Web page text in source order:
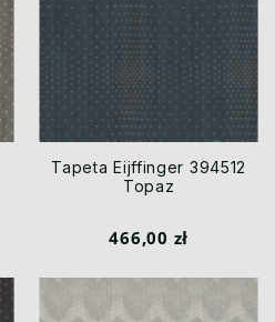
Tapeta Eijffinger 394512
Topaz
466,00 zł